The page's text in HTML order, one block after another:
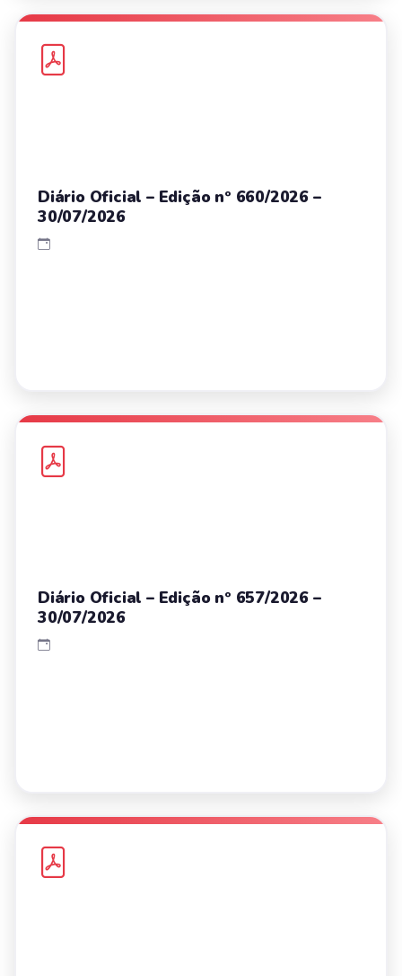
Diário Oficial – Edição nº 660/2026 –
30/07/2026
Diário Oficial – Edição nº 657/2026 –
30/07/2026